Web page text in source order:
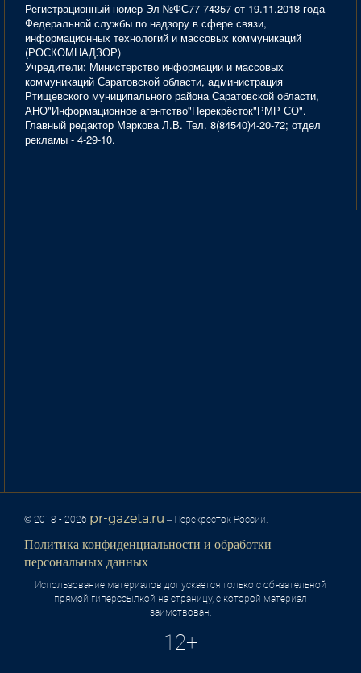
Регистрационный номер Эл №ФС77-74357 от 19.11.2018 года
Федеральной службы по надзору в сфере связи,
информационных технологий и массовых коммуникаций
(РОСКОМНАДЗОР)
Учредители: Министерство информации и массовых
коммуникаций Саратовской области, администрация
Ртищевского муниципального района Саратовской области,
АНО"Информационное агентство"Перекрёсток"РМР СО".
Главный редактор Маркова Л.В. Тел. 8(84540)4-20-72; отдел
рекламы - 4-29-10.
© 2018 - 2026 pr-gazeta.ru – Перекресток России.
Политика конфиденциальности и обработки
персональных данных
Использование материалов допускается только с обязательной
прямой гиперссылкой на страницу, с которой материал
заимствован.
12+